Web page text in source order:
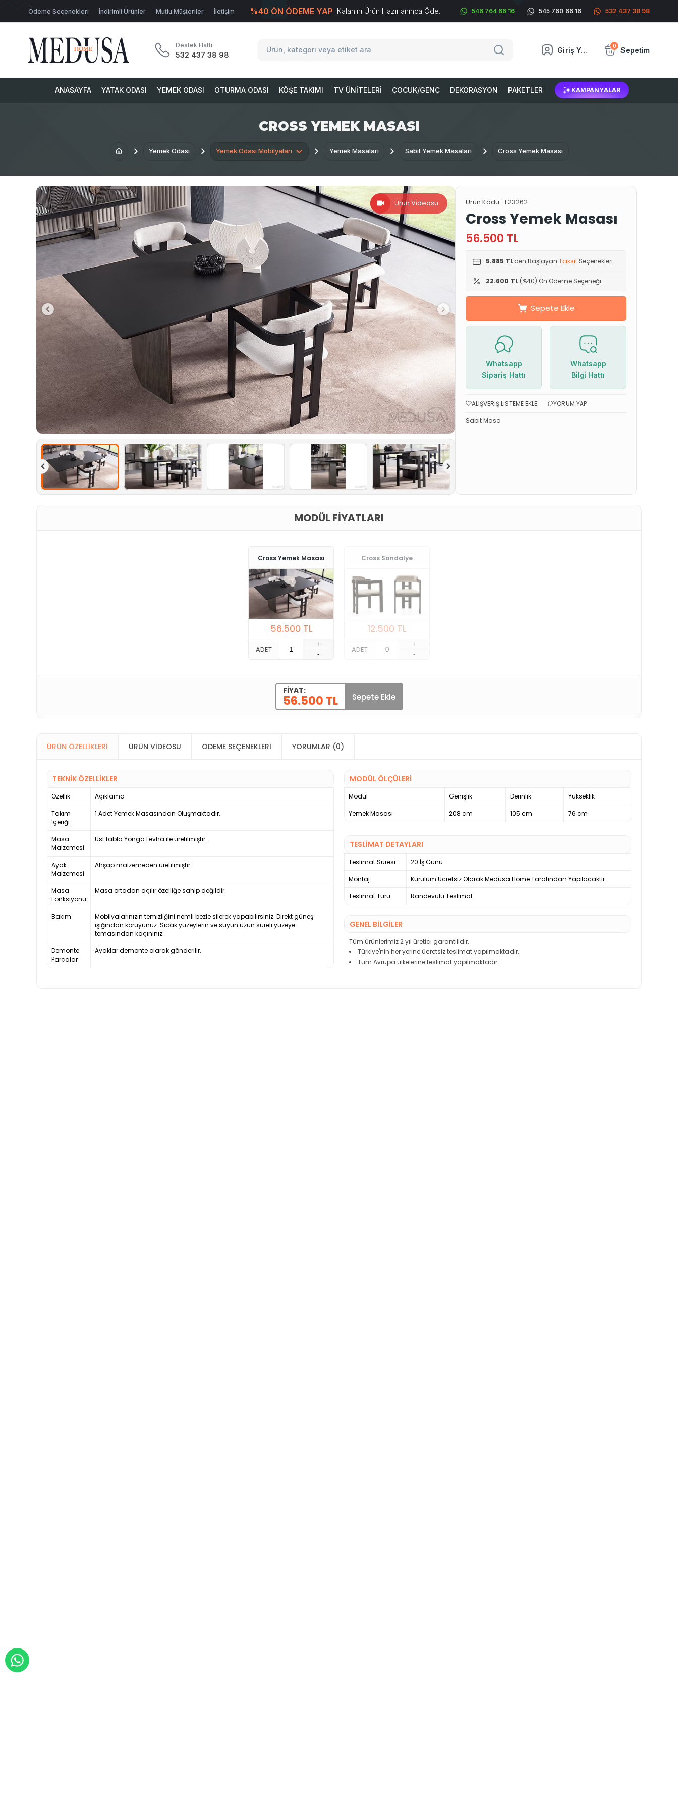
Ödeme Seçenekleri İndirimli Ürünler Mutlu Müşteriler İletişim %40 ÖN ÖDEME YAP Kalanını Ürün Hazırlanınca Öde. 546 764 66 16 545 760 66 16 532 437 38 98
Destek Hattı
532 437 38 98
Giriş Yap 0 Sepetim
ANASAYFA YATAK ODASI YEMEK ODASI OTURMA ODASI KÖŞE TAKIMI TV ÜNITELERI ÇOCUK/GENÇ DEKORASYON PAKETLER KAMPANYALAR
CROSS YEMEK MASASI
Yemek Odası Yemek Odası Mobilyaları Yemek Masaları Sabit Yemek Masaları Cross Yemek Masası
Ürün Videosu Ürün Kodu : T23262
Cross Yemek Masası
56.500 TL
5.885 TL'den Başlayan Taksit Seçenekleri.
22.600 TL (%40) Ön Ödeme Seçeneği.
Sepete Ekle
Whatsapp
Sipariş Hattı
Whatsapp
Bilgi Hattı
ALIŞVERIŞ LISTEME EKLE
YORUM YAP
Sabit Masa
MODÜL FIYATLARI
Cross Yemek Masası
56.500 TL
ADET
+
-
Cross Sandalye
12.500 TL
ADET
+
-
FIYAT:
56.500 TL Sepete Ekle
ÜRÜN ÖZELLIKLERI ÜRÜN VIDEOSU ÖDEME SEÇENEKLERI YORUMLAR (0)
TEKNİK ÖZELLİKLER
Özellik
Açıklama
Takım
İçeriği
1 Adet Yemek Masasından Oluşmaktadır.
Masa
Malzemesi
Üst tabla Yonga Levha ile üretilmiştir.
Ayak
Malzemesi
Ahşap malzemeden üretilmiştir.
Masa
Fonksiyonu
Masa ortadan açılır özelliğe sahip değildir.
Bakım
Mobilyalarınızın temizliğini nemli bezle silerek yapabilirsiniz. Direkt güneş
ışığından koruyunuz. Sıcak yüzeylerin ve suyun uzun süreli yüzeye
temasından kaçınınız.
Demonte
Parçalar
Ayaklar demonte olarak gönderilir.
MODÜL ÖLÇÜLERİ
Modül Genişlik Derinlik
Yükseklik
Yemek Masası
208 cm 105 cm 76 cm
TESLİMAT DETAYLARI
Teslimat Süresi:
20 İş Günü
Montaj:
Kurulum Ücretsiz Olarak Medusa Home Tarafından Yapılacaktır.
Teslimat Türü:
Randevulu Teslimat
GENEL BİLGİLER
Tüm ürünlerimiz 2 yıl üretici garantilidir.
Türkiye'nin her yerine ücretsiz teslimat yapılmaktadır.
Tüm Avrupa ülkelerine teslimat yapılmaktadır.
T-Soft E-TicaretSistemleriyle Hazırlanmıştır.